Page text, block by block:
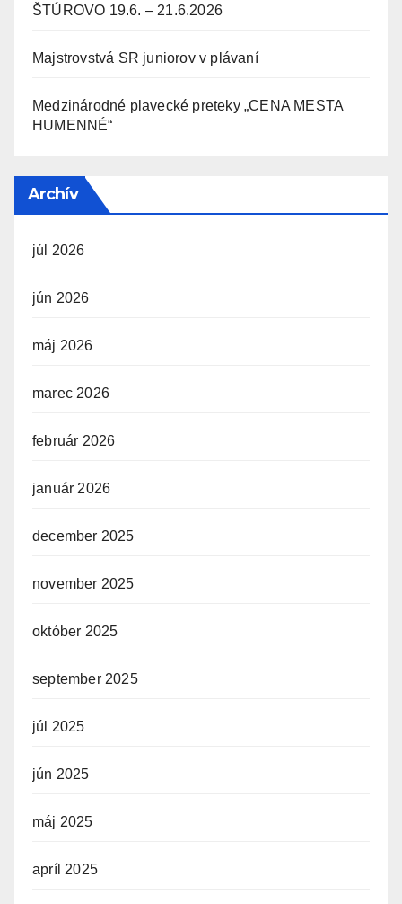
ŠTÚROVO 19.6. – 21.6.2026
Majstrovstvá SR juniorov v plávaní
Medzinárodné plavecké preteky „CENA MESTA
HUMENNÉ“
Archív
júl 2026
jún 2026
máj 2026
marec 2026
február 2026
január 2026
december 2025
november 2025
október 2025
september 2025
júl 2025
jún 2025
máj 2025
apríl 2025